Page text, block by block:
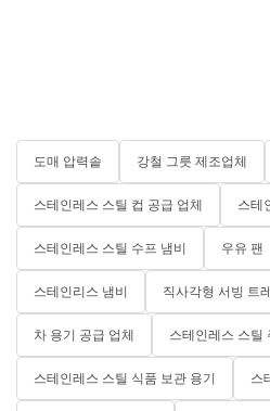
도매 압력솥 강철 그릇 제조업체
스테인레스 스틸 컵 공급 업체 스테
스테인레스 스틸 수프 냄비 우유 팬
스테인리스 냄비 직사각형 서빙 트
차 용기 공급 업체 스테인레스 스틸
스테인레스 스틸 식품 보관 용기 스